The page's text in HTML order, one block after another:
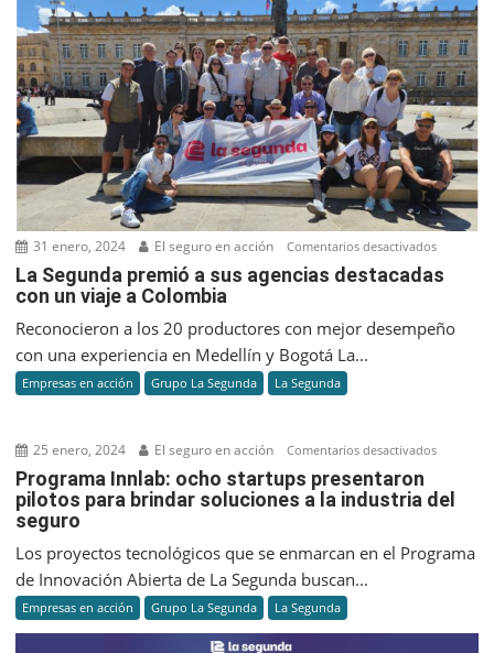
31 enero, 2024 El seguro en acción Comentarios desactivadosen
La
viaje
a
La Segunda premió a sus agencias destacadas
con un viaje a Colombia
Reconocieron a los 20 productores con mejor desempeño
con una experiencia en Medellín y Bogotá La...
Empresas en acción Grupo La Segunda La Segunda
25 enero, 2024 El seguro en acción Comentarios desactivadosen
Innlab:
Programa Innlab: ocho startups presentaron
pilotos para brindar soluciones a la industria del
seguro
Los proyectos tecnológicos que se enmarcan en el Programa
de Innovación Abierta de La Segunda buscan...
Empresas en acción Grupo La Segunda La Segunda